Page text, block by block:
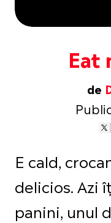
Eat
de
E cald,
delicios. Azi
panini, unul